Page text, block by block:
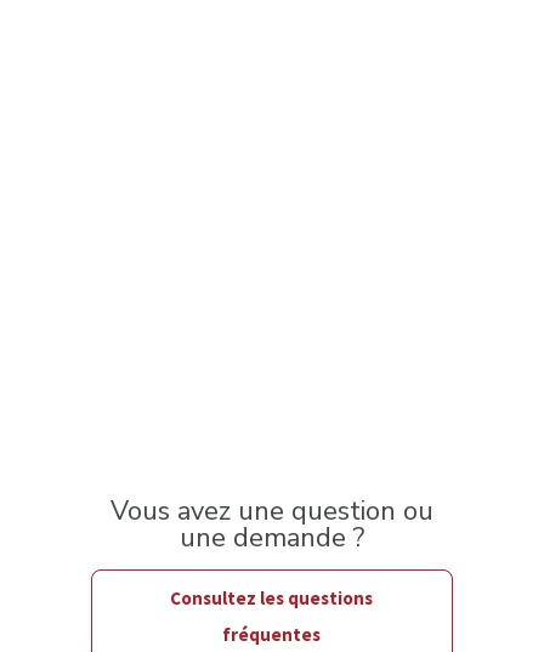
Vous avez une question ou
une demande ?
Consultez les questions
fréquentes